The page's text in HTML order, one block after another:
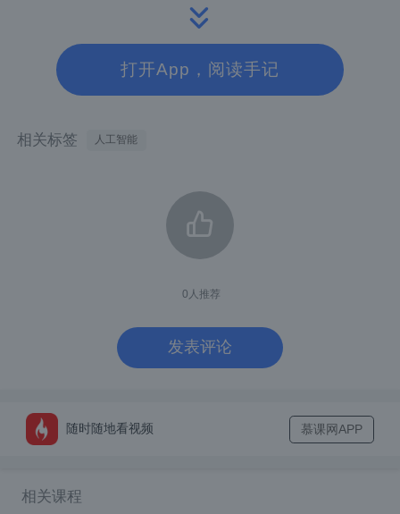
数据有时稀疏;对于大多数数据集，我们只知道
每周收入排名前 10 的产品（如果指数跌破前
10 名，我们不知道它到底下降了多少），但
趋势突然变化的确切原因尚不清楚，但我们有
自Index以来的第一款硬件产品）大约六到八
个月后，经济衰退开始发生。转折也出现在从
打开App，阅读手记
相关标签 人工智能
0 人推荐
发表评论
随时随地看视频 慕课网APP
相关课程